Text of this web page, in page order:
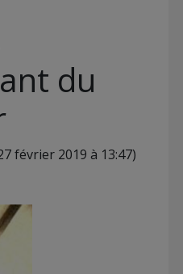
du
février 2019 à 13:47)